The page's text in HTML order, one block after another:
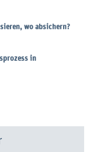
wo absichern?
in